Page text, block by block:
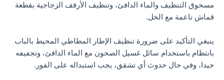
مسحوق التنظيف والماء الدافئ، وتنظيف الأرفف الزجاجية بقطعة
قماش ناعمة مع الخل.
ينبغي التأكيد على ضرورة تنظيف الإطار المطاطي المحيط بالباب
بانتظام باستخدام سائل غسيل الصحون مع الماء الدافئ، وتجفيفه
جيدا، وفي حال حدوث أي تشقق، يجب استبداله على الفور.